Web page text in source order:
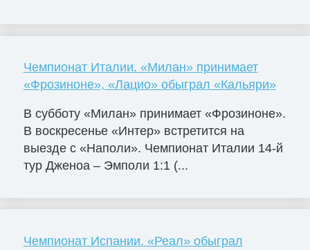
Чемпионат Италии. «Милан» принимает
«Фрозиноне», «Лацио» обыграл «Кальяри»
В субботу «Милан» принимает «Фрозиноне».
В воскресенье «Интер» встретится на
выезде с «Наполи». Чемпионат Италии 14-й
тур Дженоа – Эмполи 1:1 (...
Чемпионат Испании. «Реал» обыграл